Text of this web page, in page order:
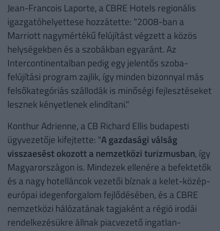
Jean-Francois Laporte, a CBRE Hotels regionális
igazgatóhelyettese hozzátette: "2008-ban a
Marriott nagymértékű felújítást végzett a közös
helységekben és a szobákban egyaránt. Az
Intercontinentalban pedig egy jelentős szoba-
felújítási program zajlik, így minden bizonnyal más
felsőkategóriás szállodák is minőségi fejlesztéseket
lesznek kényetlenek elindítani."
Konthur Adrienne, a CB Richard Ellis budapesti
ügyvezetője kifejtette: "A gazdasági válság
visszaesést okozott a nemzetközi turizmusban, így
Magyarországon is. Mindezek ellenére a befektetők
és a nagy hotelláncok vezetői bíznak a kelet-közép-
európai idegenforgalom fejlődésében, és a CBRE
nemzetközi hálózatának tagjaként a régió irodái
rendelkezésükre állnak piacvezető ingatlan-